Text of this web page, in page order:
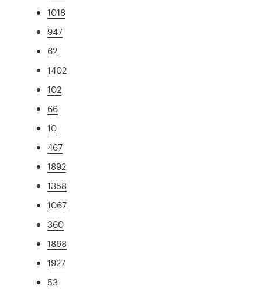
1018
947
62
1402
102
66
10
467
1892
1358
1067
360
1868
1927
53